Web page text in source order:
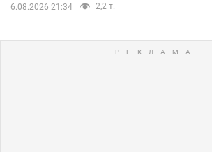
6.08.2026 21:34 2,2 т.